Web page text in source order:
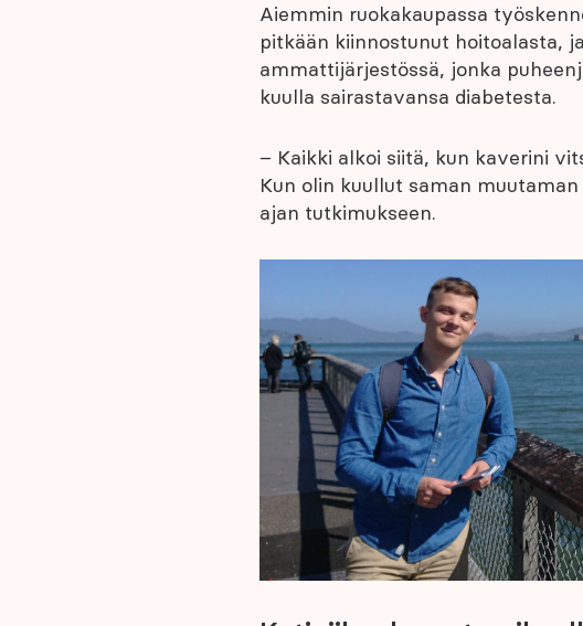
Aiemmin ruokakaupassa
pitkään kiinnostunut hoitoalasta,
ammattijärjestössä, jonka
kuulla sairastavansa diabetesta.
– Kaikki alkoi siitä, kun kaverini
Kun olin kuullut saman
ajan tutkimukseen.